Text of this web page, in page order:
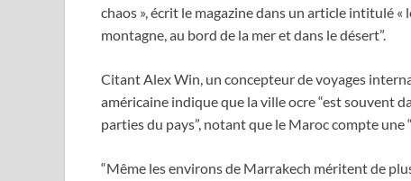
chaos », écrit le magazine dans un article intitulé
montagne, au bord de la mer et dans le désert”.
Citant Alex Win, un concepteur de voyages
américaine indique que la ville ocre “est souvent
parties du pays”, notant que le Maroc compte
“Même les environs de Marrakech méritent de